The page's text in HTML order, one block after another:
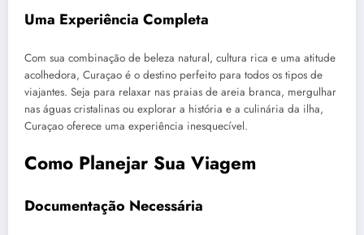
Uma Experiência Completa
Com sua combinação de beleza natural, cultura rica e uma atitude
acolhedora, Curaçao é o destino perfeito para todos os tipos de
viajantes. Seja para relaxar nas praias de areia branca, mergulhar
nas águas cristalinas ou explorar a história e a culinária da ilha,
Curaçao oferece uma experiência inesquecível.
Como Planejar Sua Viagem
Documentação Necessária